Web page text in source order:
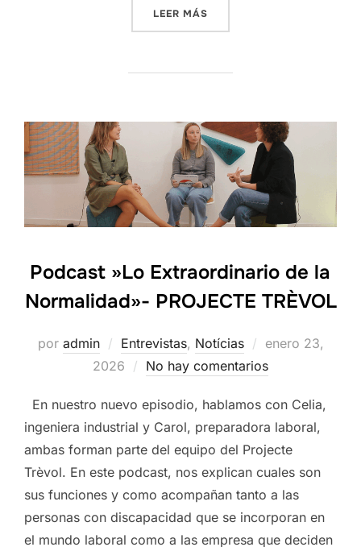
LEER MÁS
Podcast »Lo Extraordinario de la
Normalidad»- PROJECTE TRÈVOL
por admin Entrevistas, Notícias
Publicado
el
enero 23,
2026
No hay comentarios
En nuestro nuevo episodio, hablamos con Celia,
ingeniera industrial y Carol, preparadora laboral,
ambas forman parte del equipo del Projecte
Trèvol. En este podcast, nos explican cuales son
sus funciones y como acompañan tanto a las
personas con discapacidad que se incorporan en
el mundo laboral como a las empresa que deciden